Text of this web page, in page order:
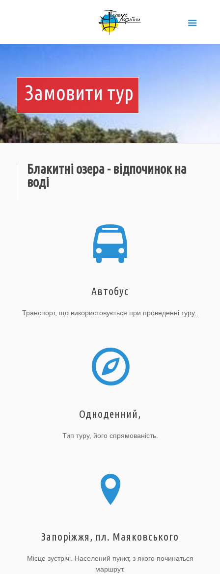
Замовити тур
Блакитні озера - відпочинок на
воді
Автобус
Транспорт, що використовується при проведенні туру..
Одноденний,
Тип туру, його спрямованість.
Запоріжжя, пл. Маяковського
Місце зустрічі. Населений пункт, з якого починаться
маршрут.